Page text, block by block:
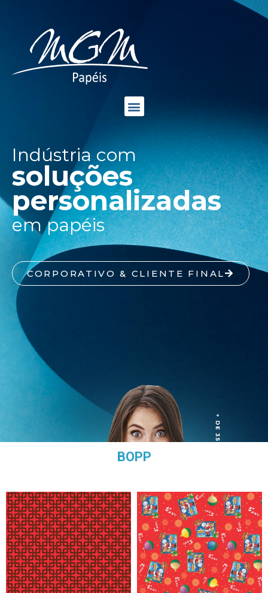
Indústria com
soluções
personalizadas
em papéis
CORPORATIVO & CLIENTE FINAL
BOPP